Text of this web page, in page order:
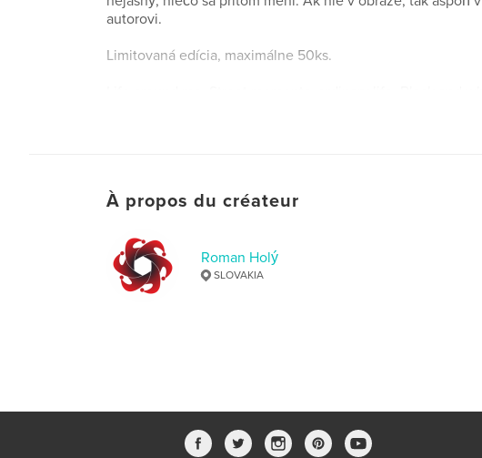
autorovi.
Limitovaná edícia, maximálne 50ks.
À propos du créateur
Roman Holý
SLOVAKIA